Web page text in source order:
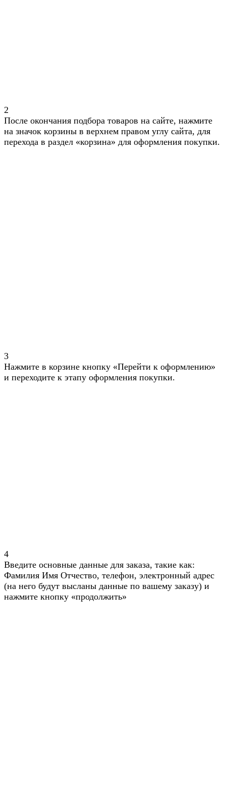
2
После окончания подбора товаров на сайте, нажмите
на значок корзины в верхнем правом углу сайта, для
перехода в раздел «корзина» для оформления покупки.
3
Нажмите в корзине кнопку «Перейти к оформлению»
и переходите к этапу оформления покупки.
4
Введите основные данные для заказа, такие как:
Фамилия Имя Отчество, телефон, электронный адрес
(на него будут высланы данные по вашему заказу) и
нажмите кнопку «продолжить»